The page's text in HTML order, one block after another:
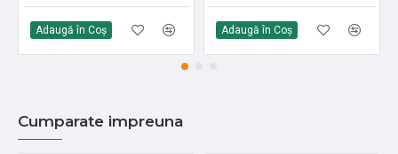
Adaugă în Coş Adaugă în Coş
Cumparate impreuna